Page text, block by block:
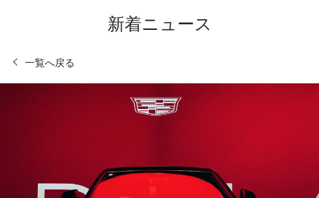
新着ニュース
一覧へ戻る